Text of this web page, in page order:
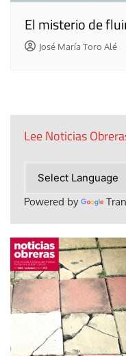
El misterio de
José María Toro Alé
Lee Noticias
Powered by